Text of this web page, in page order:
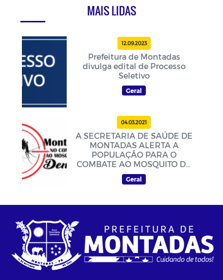
MAIS LIDAS
12.09.2023
Prefeitura de Montadas
divulga edital de Processo
Seletivo
Geral
04.03.2021
A SECRETARIA DE SAÚDE DE
MONTADAS ALERTA A
POPULAÇÃO PARA O
COMBATE AO MOSQUITO DA
DENGUE
Geral